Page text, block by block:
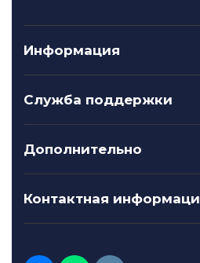
Информация
Служба поддержки
Дополнительно
Контактная